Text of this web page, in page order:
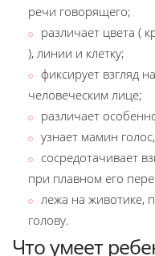
речи говорящего;
различает цвета (
), линии и клетку;
фиксирует взгляд
человеческим лице;
различает
узнает мамин
сосредотачивает
при плавном его
лежа на животике,
голову.
Что умеет